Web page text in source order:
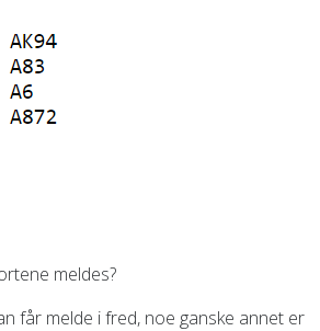
meldes?
får melde i fred, noe ganske annet er